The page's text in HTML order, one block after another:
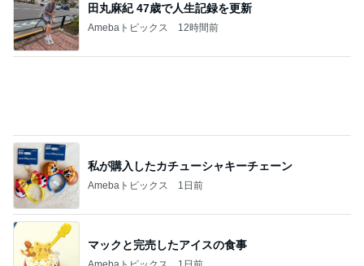
田丸麻紀 47歳で人生記録を更新
Amebaトピックス 12時間前
マックと完売したアイスの食事
Amebaトピックス 1日前